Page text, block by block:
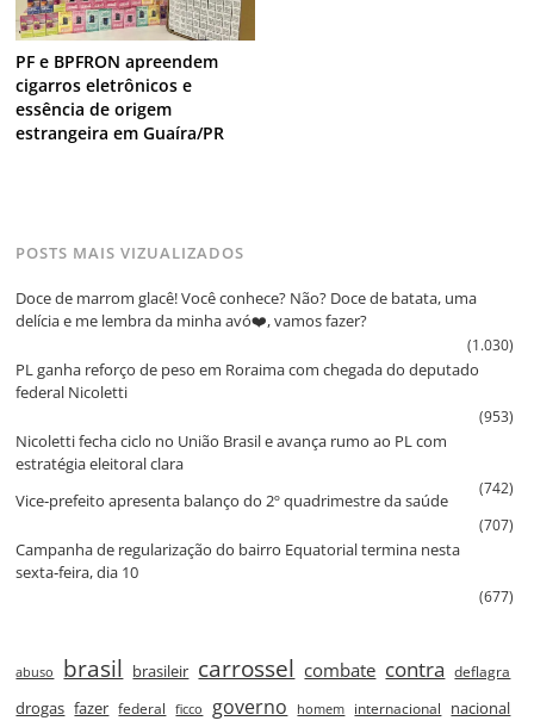
PF e BPFRON apreendem
cigarros eletrônicos e
essência de origem
estrangeira em Guaíra/PR
POSTS MAIS VIZUALIZADOS
Doce de marrom glacê! Você conhece? Não? Doce de batata, uma
delícia e me lembra da minha avó❤️, vamos fazer?
(1.030)
PL ganha reforço de peso em Roraima com chegada do deputado
federal Nicoletti
(953)
Nicoletti fecha ciclo no União Brasil e avança rumo ao PL com
estratégia eleitoral clara
(742)
Vice‑prefeito apresenta balanço do 2º quadrimestre da saúde
(707)
Campanha de regularização do bairro Equatorial termina nesta
sexta‑feira, dia 10
(677)
abuso brasil brasileir carrossel combate contra deflagra
drogas fazer federal ficco governo homem internacional nacional